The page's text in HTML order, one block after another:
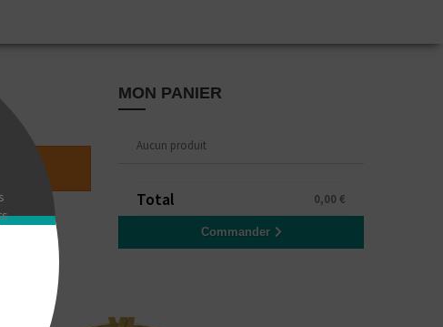
MON PANIER
Aucun produit
0,00 €
Total
Commander